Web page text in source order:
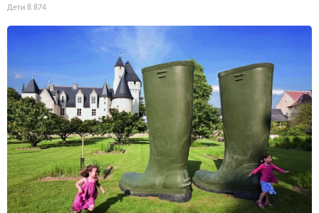
Дети 8 874